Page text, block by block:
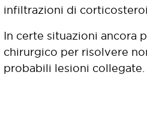
infiltrazioni di
In certe situazioni ancora
chirurgico per risolvere
probabili lesioni collegate.